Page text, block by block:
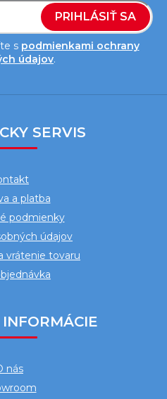
s podmienkami ochrany
údajov.
PRIHLÁSIŤ SA
SERVIS
a platba
podmienky
údajov
vrátenie tovaru
nás